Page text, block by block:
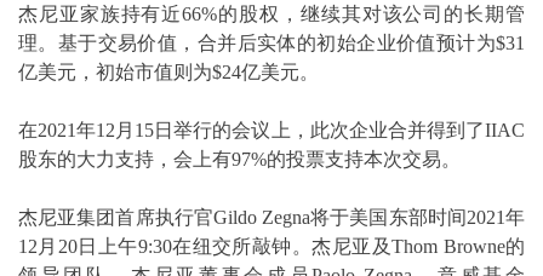
杰尼亚家族持有近66%的股权，继续其对该公司的长期管
理。基于交易价值，合并后实体的初始企业价值预计为$31
亿美元，初始市值则为$24亿美元。
在2021年12月15日举行的会议上，此次企业合并得到了IIAC
股东的大力支持，会上有97%的投票支持本次交易。
杰尼亚集团首席执行官Gildo Zegna将于美国东部时间2021年
12月20日上午9:30在纽交所敲钟。杰尼亚及Thom Browne的